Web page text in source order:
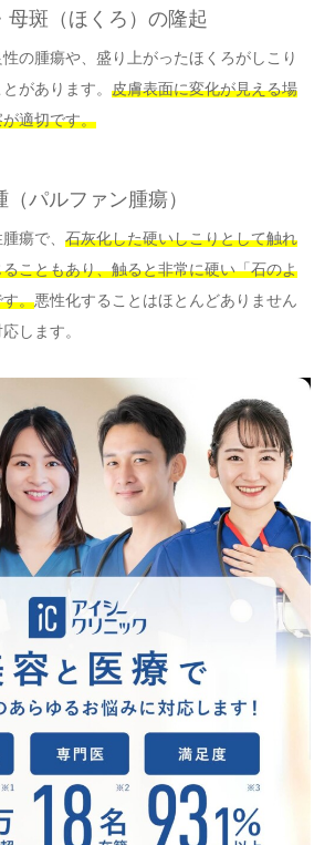
母斑（ほくろ）の隆起
の腫瘍や、盛り上がったほくろがしこり
があります。 皮膚表面に変化が見える場
適切です。
パルファン腫瘍）
瘍で、 石灰化した硬いしこりとして触れ
こともあり、触ると非常に硬い「石のよ
す。悪性化することはほとんどありません
します。